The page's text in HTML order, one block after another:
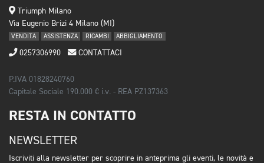
Triumph Milano
Via Eugenio Brizi 4 Milano (MI)
VENDITA ASSISTENZA RICAMBI ABBIGLIAMENTO
0257306990 CONTATTACI
P.IVA 01828240760
Capitale Sociale 190.000 € i.v. - REA PZ137363
RESTA IN CONTATTO
NEWSLETTER
Iscriviti alla newsletter per scoprire in anteprima gli eventi, le novità e